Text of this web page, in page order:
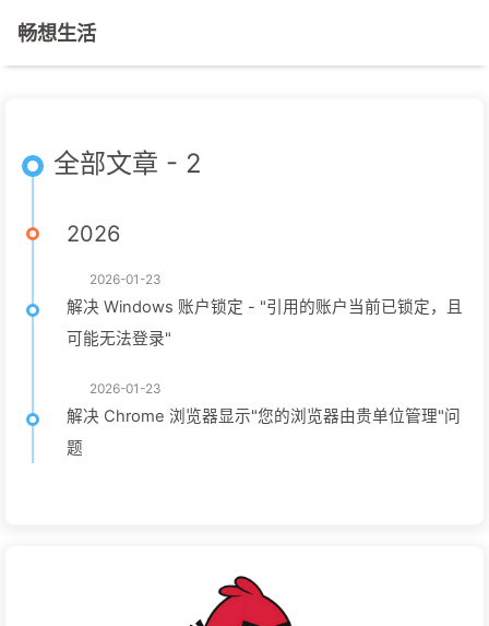
畅想生活
全部文章 - 2
2026
2026-01-23
解决 Windows 账户锁定 - "引用的账户当前已锁定，且
可能无法登录"
2026-01-23
解决 Chrome 浏览器显示"您的浏览器由贵单位管理"问
题